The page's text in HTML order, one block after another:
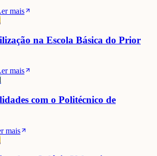
mais
na Escola Básica do Prior
mais
com o Politécnico de
mais